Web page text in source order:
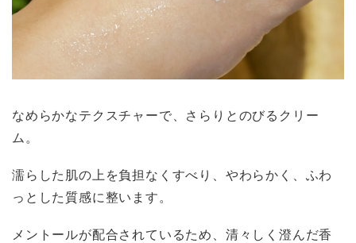
なめらかなテクスチャーで、さらりとのびるクリー
ム。
濡らした肌の上を負担なくすべり、やわらかく、ふわ
っとした質感に整います。
メントールが配合されているため、清々しく澄んだ香